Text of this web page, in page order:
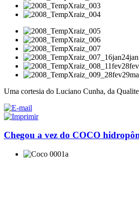
Uma cortesia do Luciano Cunha, da
Chegou a vez do COCO